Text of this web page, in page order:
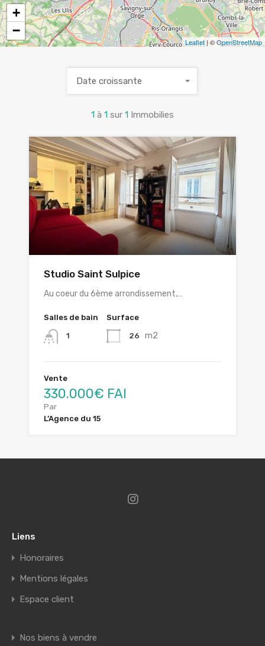
+
−
Leaflet| ©OpenStreetMap
1 à 1 sur 1 Immobilies
Date croissante
Studio Saint Sulpice
Au coeur du 6ème arrondissement,…
Salles de bain
1
Surface
26 m2
Vente
330.000€ FAI
Par
L’Agence du 15
Liens
Honoraires
Mentions légales
Espace client
Nos biens à vendre